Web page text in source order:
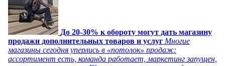
До 20-30% к обороту могут дать магазину
продажи дополнительных товаров и услуг Многие
магазины сегодня уперлись в «потолок» продаж:
ассортимент есть, команда работает, маркетинг запущен,